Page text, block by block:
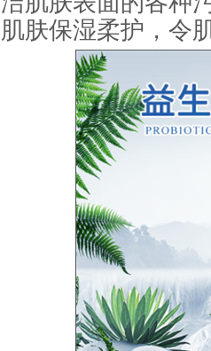
肌肤保湿柔护，令